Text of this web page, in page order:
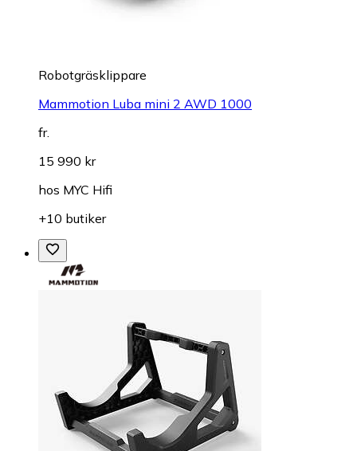
Robotgräsklippare
Mammotion Luba mini 2 AWD 1000
fr.
15 990 kr
hos MYC Hifi
+10 butiker